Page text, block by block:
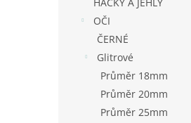
OČI
ČERNÉ
Glitrové
Průměr 18mm
Průměr 20mm
Průměr 25mm